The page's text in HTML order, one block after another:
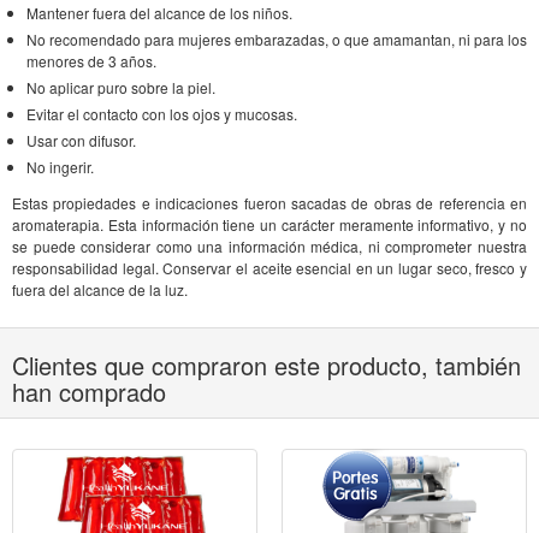
Mantener fuera del alcance de los niños.
No recomendado para mujeres embarazadas, o que amamantan, ni para los
menores de 3 años.
No aplicar puro sobre la piel.
Evitar el contacto con los ojos y mucosas.
Usar con difusor.
No ingerir.
Estas propiedades e indicaciones fueron sacadas de obras de referencia en
aromaterapia. Esta información tiene un carácter meramente informativo, y no
se puede considerar como una información médica, ni comprometer nuestra
responsabilidad legal. Conservar el aceite esencial en un lugar seco, fresco y
fuera del alcance de la luz.
Clientes que compraron este producto, también
han comprado